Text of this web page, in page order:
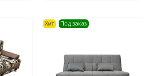
Хит Под заказ